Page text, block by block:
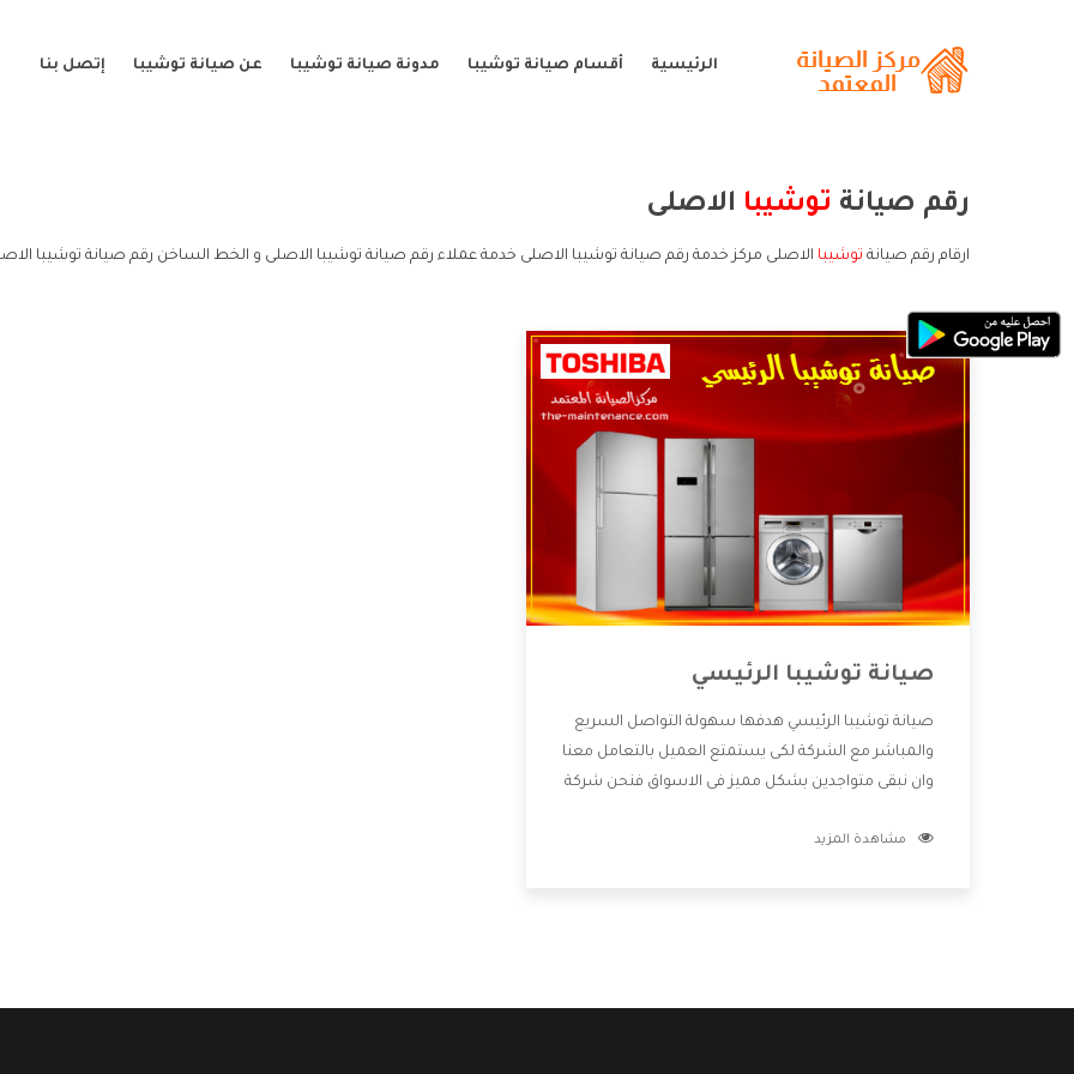
الرئيسية أقسام صيانة توشيبا مدونة صيانة توشيبا عن صيانة توشيبا إتصل بنا
رقم صيانة توشيبا الاصلى
ارقام رقم صيانة توشيبا الاصلى مركز خدمة رقم صيانة توشيبا الاصلى خدمة عملاء رقم صيانة توشيبا الاصلى و الخط الساخن رقم صيانة توشيبا
صيانة توشيبا الرئيسي
صيانة توشيبا الرئيسي هدفها سهولة التواصل السريع
والمباشر مع الشركة لكى يستمتع العميل بالتعامل معنا
وان نبقى متواجدين بشكل مميز فى الاسواق فنحن شركة
بالخدمات التى تنفرد الشركة بها والتى تكون منها خدمة
مشاهدة المزيد